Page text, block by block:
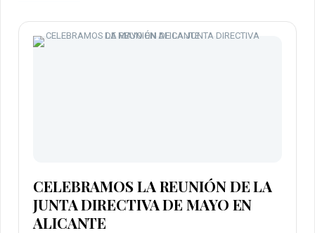
CELEBRAMOS LA REUNIÓN DE LA
JUNTA DIRECTIVA DE MAYO EN
ALICANTE